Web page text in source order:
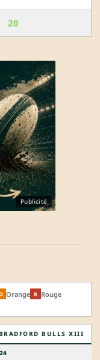
20
Publicité
Orange R Rouge
BULLS XIII